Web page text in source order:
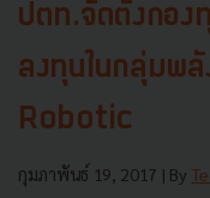
ปตท.จัดตั้งกอง
ลงทุนในกลุ่มพลั
Robotic
กุมภาพันธ์ 19, 2017 | By